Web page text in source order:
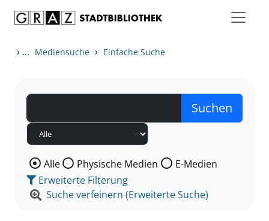
› ... Mediensuche › Einfache Suche
Wählen Sie die Medienart nach der Sie suchen wollen.
Alle Physische Medien
E-Medien
Erweiterte Filterung
Suche verfeinern (Erweiterte Suche)